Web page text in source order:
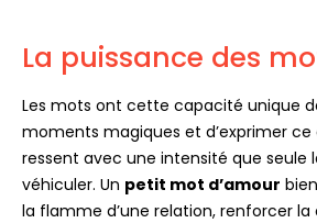
La puissance des
Les mots ont cette capacité unique
moments magiques et d’exprimer
ressent avec une intensité que seule
véhiculer. Un petit mot d’amour
la flamme d’une relation, renforcer